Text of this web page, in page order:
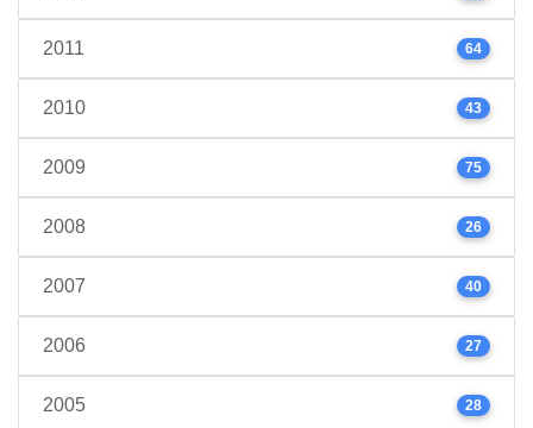
2011 64
2010 43
2009 75
2008 26
2007 40
2006 27
2005 28